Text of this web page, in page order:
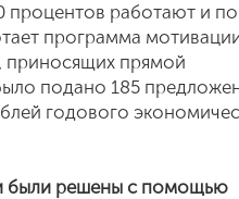
процентов работают и
программа
приносящих прямой
подано 185
годового
были решены с помощью